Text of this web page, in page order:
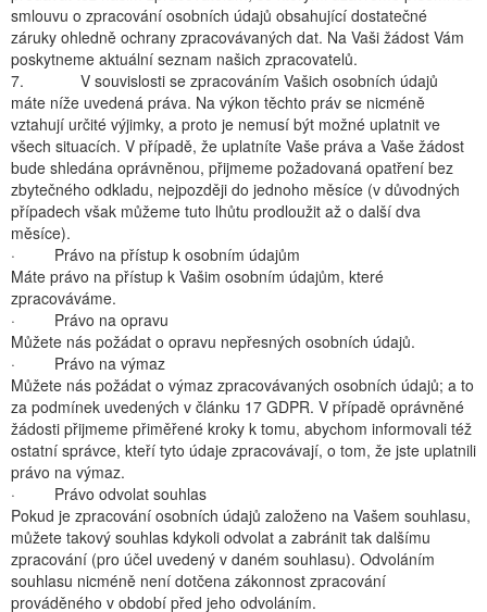
smlouvu o zpracování osobních údajů obsahující dostatečné
záruky ohledně ochrany zpracovávaných dat. Na Vaši žádost Vám
poskytneme aktuální seznam našich zpracovatelů.
7. V souvislosti se zpracováním Vašich osobních údajů
máte níže uvedená práva. Na výkon těchto práv se nicméně
vztahují určité výjimky, a proto je nemusí být možné uplatnit ve
všech situacích. V případě, že uplatníte Vaše práva a Vaše žádost
bude shledána oprávněnou, přijmeme požadovaná opatření bez
zbytečného odkladu, nejpozději do jednoho měsíce (v důvodných
případech však můžeme tuto lhůtu prodloužit až o další dva
měsíce).
· Právo na přístup k osobním údajům
Máte právo na přístup k Vašim osobním údajům, které
zpracováváme.
· Právo na opravu
Můžete nás požádat o opravu nepřesných osobních údajů.
· Právo na výmaz
Můžete nás požádat o výmaz zpracovávaných osobních údajů; a to
za podmínek uvedených v článku 17 GDPR. V případě oprávněné
žádosti přijmeme přiměřené kroky k tomu, abychom informovali též
ostatní správce, kteří tyto údaje zpracovávají, o tom, že jste uplatnili
právo na výmaz.
· Právo odvolat souhlas
Pokud je zpracování osobních údajů založeno na Vašem souhlasu,
můžete takový souhlas kdykoli odvolat a zabránit tak dalšímu
zpracování (pro účel uvedený v daném souhlasu). Odvoláním
souhlasu nicméně není dotčena zákonnost zpracování
prováděného v období před jeho odvoláním.